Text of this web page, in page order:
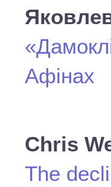
Афінах
Chris
The